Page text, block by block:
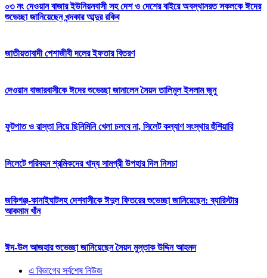
০৩ নং দেওয়ান বাজার ইউনিয়নবাসী সহ দেশ ও দেশের বাইরে অবস্থানরত সকলকে ঈদের
শুভেচ্ছা জানিয়েছেন খন্দকার আব্দুর রকিব
জাতীয়তাবাদী পেশাজীবী দলের ইফতার বিতরণ
দেওয়ান বাজারবাসীকে ঈদের শুভেচ্ছা জানালেন সৈয়দ তালিমুল ইসলাম জুনু
ফুটপাত ও রাস্তা নিয়ে ছিনিমিনি খেলা চলবে না, সিলেট কল্যাণ সংস্থার হুঁশিয়ারি
সিলেটে পরিবহন শ্রমিকদের খাদ্য সামগ্রী উপহার দিল নিসচা
জকিগঞ্জ-কানাইঘাটসহ দেশবাসীকে ঈদুল ফিতরের শুভেচ্ছা জানিয়েছেন: ব্যারিস্টার
আকমাম খাঁন
ঈদ-উল আজহার শুভেচ্ছা জানিয়েছেন সৈয়দ মুস্তাক উদ্দিন আহমদ
এ বিভাগের সর্বশেষ নিউজ